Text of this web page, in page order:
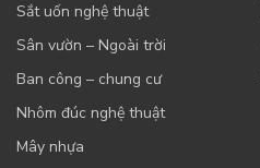
Sắt uốn nghệ thuật
Sân vườn – Ngoài trời
Ban công – chung cư
Nhôm đúc nghệ thuật
Mây nhựa